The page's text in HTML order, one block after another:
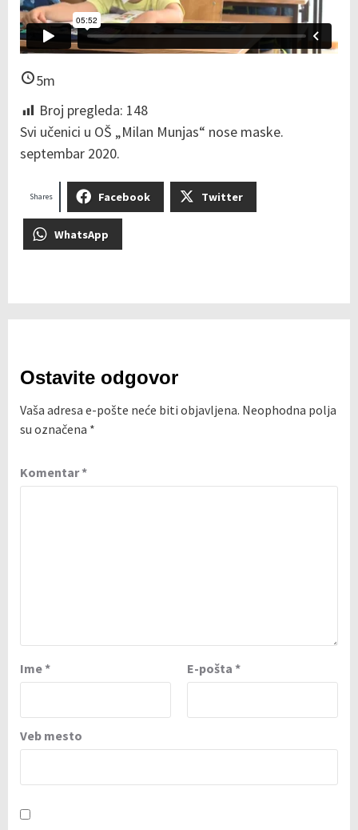
5m
Broj pregleda: 148
Svi učenici u OŠ „Milan Munjas“ nose maske.
septembar 2020.
Facebook Twitter
WhatsApp
Shares
Ostavite odgovor
Vaša adresa e-pošte neće biti objavljena. Neophodna polja
su označena *
Komentar*
Ime* E-pošta *
Veb mesto